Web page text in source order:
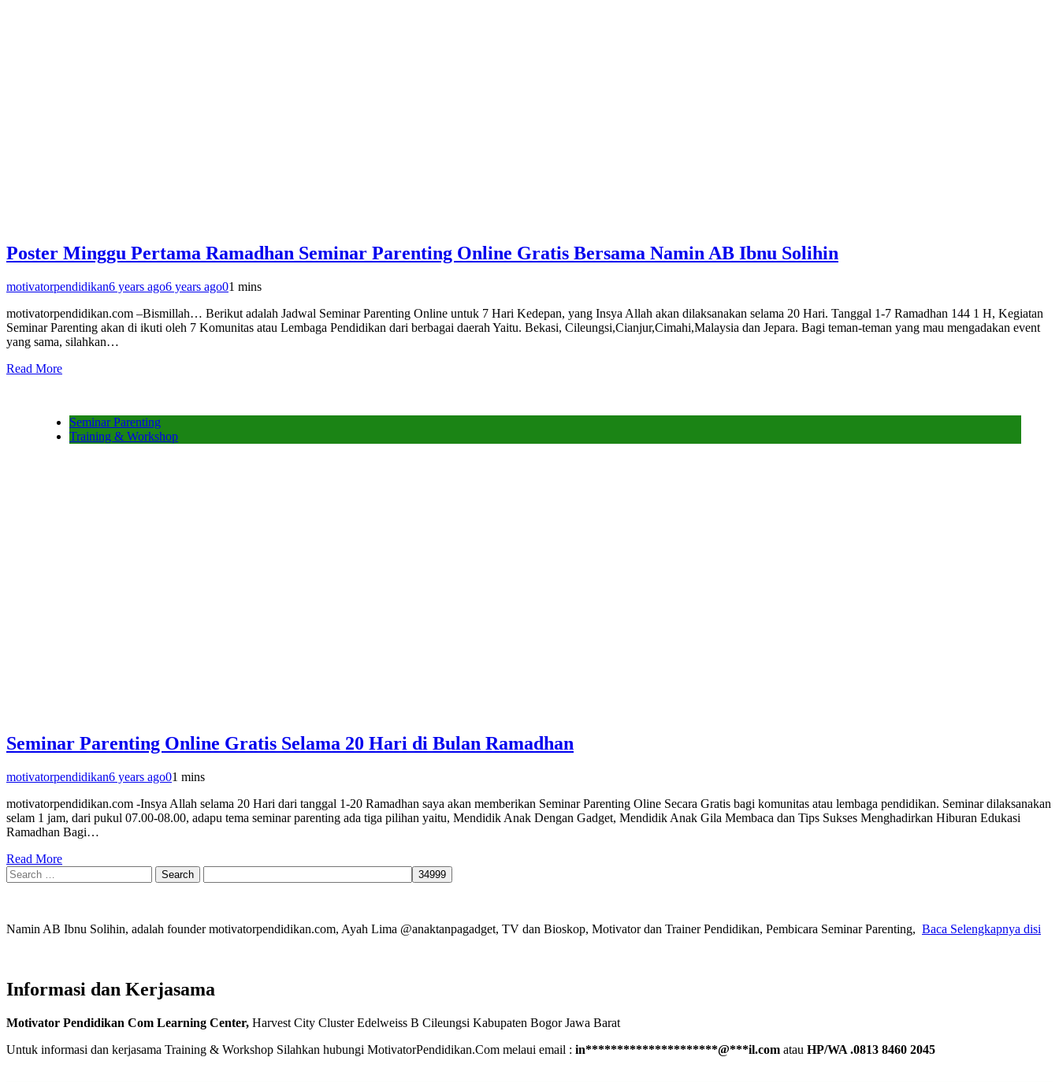
Poster Minggu Pertama Ramadhan Seminar Parenting Online Gratis Bersama Namin AB Ibnu Solihin
motivatorpendidikan6 years ago6 years ago01 mins
motivatorpendidikan.com –Bismillah… Berikut adalah Jadwal Seminar Parenting Online untuk 7 Hari Kedepan, yang Insya Allah akan dilaksanakan selama 20 Hari. Tanggal 1-7 Ramadhan 144 1 H, Kegiatan
Seminar Parenting akan di ikuti oleh 7 Komunitas atau Lembaga Pendidikan dari berbagai daerah Yaitu. Bekasi, Cileungsi,Cianjur,Cimahi,Malaysia dan Jepara. Bagi teman-teman yang mau mengadakan event
yang sama, silahkan…
Read More
Seminar Parenting
Training & Workshop
Seminar Parenting Online Gratis Selama 20 Hari di Bulan Ramadhan
motivatorpendidikan6 years ago01 mins
motivatorpendidikan.com -Insya Allah selama 20 Hari dari tanggal 1-20 Ramadhan saya akan memberikan Seminar Parenting Oline Secara Gratis bagi komunitas atau lembaga pendidikan. Seminar dilaksanakan
selam 1 jam, dari pukul 07.00-08.00, adapu tema seminar parenting ada tiga pilihan yaitu, Mendidik Anak Dengan Gadget, Mendidik Anak Gila Membaca dan Tips Sukses Menghadirkan Hiburan Edukasi
Ramadhan Bagi…
Read More
Search
for:
Namin AB Ibnu Solihin, adalah founder motivatorpendidikan.com, Ayah Lima @anaktanpagadget, TV dan Bioskop, Motivator dan Trainer Pendidikan, Pembicara Seminar Parenting, Baca Selengkapnya disi
Informasi dan Kerjasama
Motivator Pendidikan Com Learning Center, Harvest City Cluster Edelweiss B Cileungsi Kabupaten Bogor Jawa Barat
Untuk informasi dan kerjasama Training & Workshop Silahkan hubungi MotivatorPendidikan.Com melaui email : in*********************@***il.com atau HP/WA .0813 8460 2045